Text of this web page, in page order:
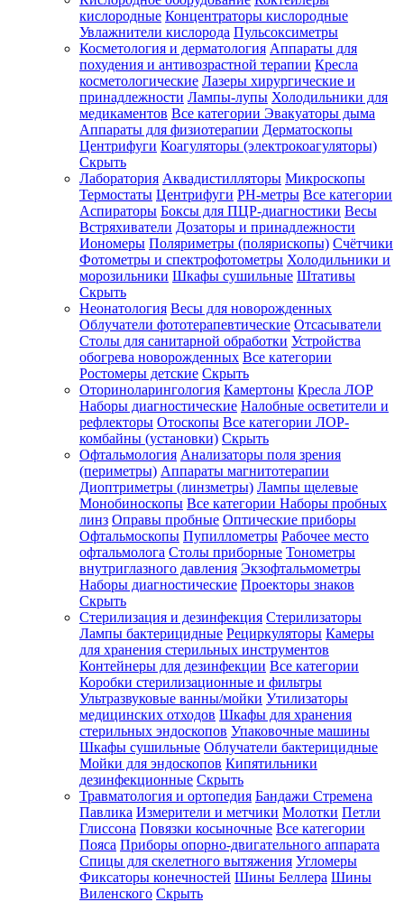
Зарегистрироваться
Зачем
регистрироваться?
Все
покупки
одном
месте
Личный
менеджер
Отслеживание
статуса
заказа
кислородные Концентраторы кислородные
Увлажнители кислорода Пульсоксиметры
Косметология и дерматология Аппараты для
похудения и антивозрастной терапии Кресла
косметологические Лазеры хирургические и
принадлежности Лампы-лупы Холодильники для
медикаментов Все категории Эвакуаторы дыма
Аппараты для физиотерапии Дерматоскопы
Центрифуги Коагуляторы (электрокоагуляторы)
Скрыть
Лаборатория Аквадистилляторы Микроскопы
Термостаты Центрифуги PH-метры Все категории
Аспираторы Боксы для ПЦР-диагностики Весы
Встряхиватели Дозаторы и принадлежности
Иономеры Поляриметры (полярископы) Счётчики
Фотометры и спектрофотометры Холодильники и
морозильники Шкафы сушильные Штативы
Скрыть
Неонатология Весы для новорожденных
Облучатели фототерапевтические Отсасыватели
Столы для санитарной обработки Устройства
обогрева новорожденных Все категории
Ростомеры детские Скрыть
Оториноларингология Камертоны Кресла ЛОР
Наборы диагностические Налобные осветители и
рефлекторы Отоскопы Все категории ЛОР-
комбайны (установки) Скрыть
Офтальмология Анализаторы поля зрения
(периметры) Аппараты магнитотерапии
Диоптриметры (линзметры) Лампы щелевые
Монобиноскопы Все категории Наборы пробных
линз Оправы пробные Оптические приборы
Офтальмоскопы Пупиллометры Рабочее место
офтальмолога Столы приборные Тонометры
внутриглазного давления Экзофтальмометры
Наборы диагностические Проекторы знаков
Скрыть
Стерилизация и дезинфекция Стерилизаторы
Лампы бактерицидные Рециркуляторы Камеры
для хранения стерильных инструментов
Контейнеры для дезинфекции Все категории
Коробки стерилизационные и фильтры
Ультразвуковые ванны/мойки Утилизаторы
медицинских отходов Шкафы для хранения
стерильных эндоскопов Упаковочные машины
Шкафы сушильные Облучатели бактерицидные
Мойки для эндоскопов Кипятильники
дезинфекционные Скрыть
Травматология и ортопедия Бандажи Стремена
Павлика Измерители и метчики Молотки Петли
Глиссона Повязки косыночные Все категории
Пояса Приборы опорно-двигательного аппарата
Спицы для скелетного вытяжения Угломеры
Фиксаторы конечностей Шины Беллера Шины
Виленского Скрыть